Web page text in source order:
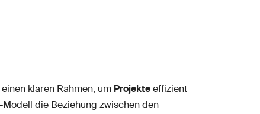
klaren Rahmen, um Projekteeffizient
die Beziehung zwischen den